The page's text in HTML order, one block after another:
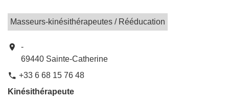
Masseurs-kinésithérapeutes / Rééducation
location_on
-
69440 Sainte-Catherine
phone +33 6 68 15 76 48
Kinésithérapeute